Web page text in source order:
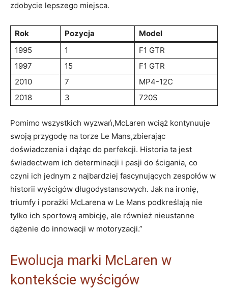
zdobycie lepszego miejsca.
Rok Pozycja
Model
1995
1
F1 GTR
1997
15
F1 GTR
2010
7
MP4-12C
2018
3 720S
Pomimo wszystkich wyzwań,McLaren wciąż kontynuuje
swoją przygodę na torze Le Mans,zbierając
doświadczenia i dążąc do perfekcji. Historia ta jest
świadectwem ich determinacji i pasji do ścigania, co
czyni ich jednym z najbardziej fascynujących zespołów w
historii wyścigów długodystansowych. Jak na ironię,
triumfy i porażki McLarena w Le Mans podkreślają nie
tylko ich sportową ambicję, ale również nieustanne
dążenie do innowacji w motoryzacji.”
Ewolucja marki McLaren w
kontekście wyścigów